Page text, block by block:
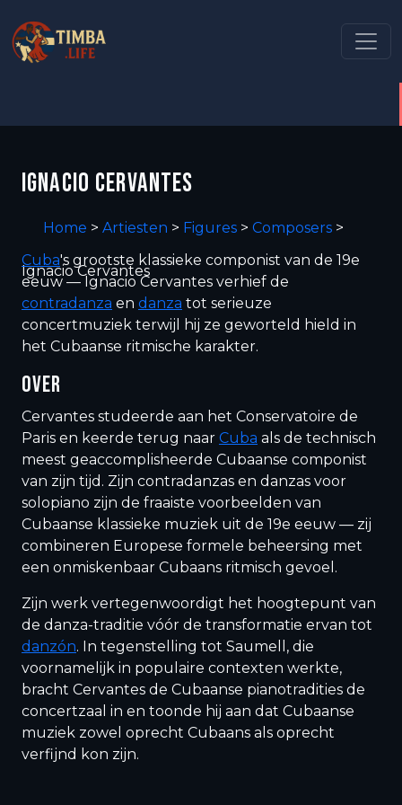
IGNACIO CERVANTES
Home > Artiesten > Figures > Composers >
Ignacio Cervantes
Cuba's grootste klassieke componist van de 19e
eeuw — Ignacio Cervantes verhief de
contradanza en danza tot serieuze
concertmuziek terwijl hij ze geworteld hield in
het Cubaanse ritmische karakter.
OVER
Cervantes studeerde aan het Conservatoire de
Paris en keerde terug naar Cuba als de technisch
meest geaccomplisheerde Cubaanse componist
van zijn tijd. Zijn contradanzas en danzas voor
solopiano zijn de fraaiste voorbeelden van
Cubaanse klassieke muziek uit de 19e eeuw — zij
combineren Europese formele beheersing met
een onmiskenbaar Cubaans ritmisch gevoel.
Zijn werk vertegenwoordigt het hoogtepunt van
de danza-traditie vóór de transformatie ervan tot
danzón. In tegenstelling tot Saumell, die
voornamelijk in populaire contexten werkte,
bracht Cervantes de Cubaanse pianotradities de
concertzaal in en toonde hij aan dat Cubaanse
muziek zowel oprecht Cubaans als oprecht
verfijnd kon zijn.